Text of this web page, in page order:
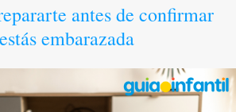
antes de confirmar
embarazada